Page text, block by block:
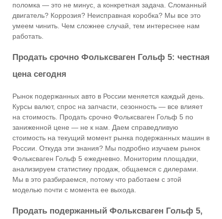
поломка — это не минус, а конкретная задача. Сломанный
двигатель? Коррозия? Неисправная коробка? Мы все это
умеем чинить. Чем сложнее случай, тем интереснее нам
работать.
Продать срочно Фольксваген Гольф 5: честная
цена сегодня
Рынок подержанных авто в России меняется каждый день.
Курсы валют, спрос на запчасти, сезонность — все влияет
на стоимость. Продать срочно Фольксваген Гольф 5 по
заниженной цене — не к нам. Даем справедливую
стоимость на текущий момент рынка подержанных машин в
России. Откуда эти знания? Мы подробно изучаем рынок
Фольксваген Гольф 5 ежедневно. Мониторим площадки,
анализируем статистику продаж, общаемся с дилерами.
Мы в это разбираемся, потому что работаем с этой
моделью почти с момента ее выхода.
Продать подержанный Фольксваген Гольф 5,